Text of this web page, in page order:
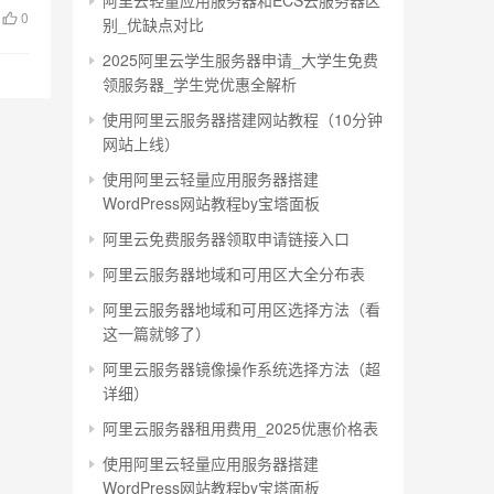
0
别_优缺点对比
2025阿里云学生服务器申请_大学生免费
领服务器_学生党优惠全解析
使用阿里云服务器搭建网站教程（10分钟
网站上线）
使用阿里云轻量应用服务器搭建
WordPress网站教程by宝塔面板
阿里云免费服务器领取申请链接入口
阿里云服务器地域和可用区大全分布表
阿里云服务器地域和可用区选择方法（看
这一篇就够了）
阿里云服务器镜像操作系统选择方法（超
详细）
阿里云服务器租用费用_2025优惠价格表
使用阿里云轻量应用服务器搭建
WordPress网站教程by宝塔面板